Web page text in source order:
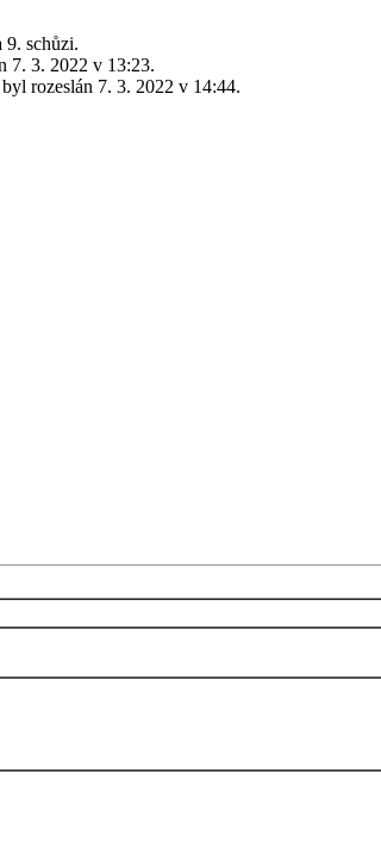
9. schůzi.
7. 3. 2022 v 13:23.
rozeslán 7. 3. 2022 v 14:44.